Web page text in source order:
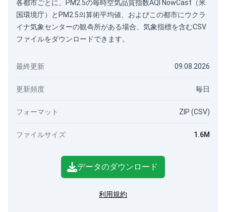
各都市ごとに、PM2.5の毎時空気品質指数AQI NowCast（米
国環境庁）とPM2.5의算術平均値、およびこの都市にウクラ
イナ気象センターの観측所がある場合、気象指標を含むCSV
ファイルをダウンロードできます。
最終更新 09.08.2026
更新頻度 毎日
フォーマット ZIP (CSV)
ファイルサイズ 1.6M
データのダウンロード
利用規約